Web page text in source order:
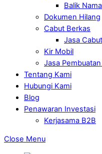
Balik
Dokumen Hilang
Cabut Berkas
Jasa
Kir Mobil
Jasa
Tentang Kami
Hubungi Kami
Blog
Penawaran Investasi
Kerjasama B2B
Close Menu